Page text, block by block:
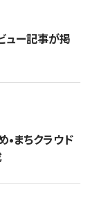
ュー記事が掲
•まちクラウド